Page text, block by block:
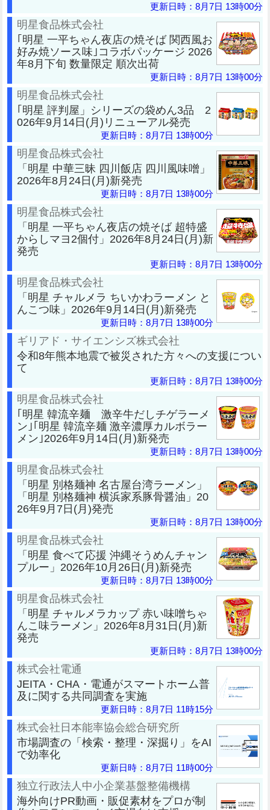
更新日時：8月7日 13時00分
明星食品株式会社
｢明星 一平ちゃん夜店の焼そば 関西風お
好み焼ソース味｣コラボパッケージ 2026
年8月下旬 数量限定 順次出荷
更新日時：8月7日 13時00分
明星食品株式会社
｢明星 評判屋」シリーズの袋めん3品 2
026年9月14日(月)リニューアル発売
更新日時：8月7日 13時00分
明星食品株式会社
「明星 中華三昧 四川飯店 四川風味噌」
2026年8月24日(月)新発売
更新日時：8月7日 13時00分
明星食品株式会社
「明星 一平ちゃん夜店の焼そば 超特盛
からしマヨ2個付」2026年8月24日(月)新
発売
更新日時：8月7日 13時00分
明星食品株式会社
「明星 チャルメラ ちいかわラーメン と
んこつ味」2026年9月14日(月)新発売
更新日時：8月7日 13時00分
ギリアド・サイエンシズ株式会社
令和8年熊本地震で被災された方々への支援につい
て
更新日時：8月7日 13時00分
明星食品株式会社
｢明星 韓流辛麺 激辛牛だしチゲラーメ
ン｣｢明星 韓流辛麺 激辛濃厚カルボラー
メン｣2026年9月14日(月)新発売
更新日時：8月7日 13時00分
明星食品株式会社
「明星 別格麺神 名古屋台湾ラーメン」
「明星 別格麺神 横浜家系豚骨醤油」20
26年9月7日(月)発売
更新日時：8月7日 13時00分
明星食品株式会社
「明星 食べて応援 沖縄そうめんチャン
プルー」2026年10月26日(月)新発売
更新日時：8月7日 13時00分
明星食品株式会社
「明星 チャルメラカップ 赤い味噌ちゃ
んこ味ラーメン」2026年8月31日(月)新
発売
更新日時：8月7日 13時00分
株式会社電通
JEITA・CHA・電通がスマートホーム普
及に関する共同調査を実施
更新日時：8月7日 11時15分
株式会社日本能率協会総合研究所
市場調査の「検索・整理・深掘り」をAI
で効率化
更新日時：8月7日 11時00分
独立行政法人中小企業基盤整備機構
海外向けPR動画・販促素材をプロが制